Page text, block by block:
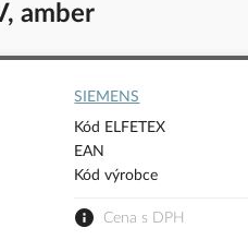
amber
SIEMENS
Kód ELFETEX
EAN
Kód výrobce
Cena s DPH